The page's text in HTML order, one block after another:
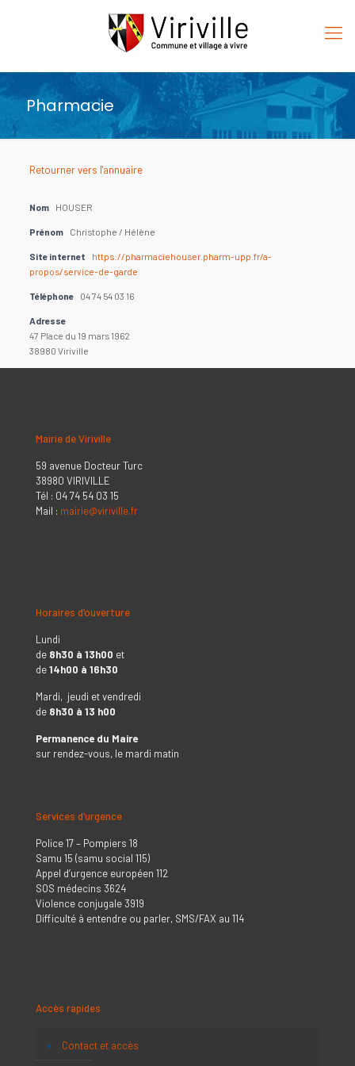
Pharmacie
Retourner vers l'annuaire
Nom HOUSER
Prénom Christophe / Hélène
Site internet
https://pharmaciehouser.pharm-upp.fr/a-
propos/service-de-garde
Téléphone 04 74 54 03 16
Adresse
47 Place du 19 mars 1962
38980 Viriville
Mairie de Viriville
59 avenue Docteur Turc
38980 VIRIVILLE
Tél : 04 74 54 03 15
Mail : mairie@viriville.fr
Horaires d’ouverture
Lundi
de 8h30 à 13h00 et
de14h00 à 16h30
Mardi, jeudi et vendredi
de 8h30 à 13 h00
Permanence du Maire
sur rendez-vous, le mardi matin
Services d’urgence
Police 17 – Pompiers 18
Samu 15 (samu social 115)
Appel d’urgence européen 112
SOS médecins 3624
Violence conjugale 3919
Difficulté à entendre ou parler, SMS/FAX au 114
Accès rapides
Contact et accès